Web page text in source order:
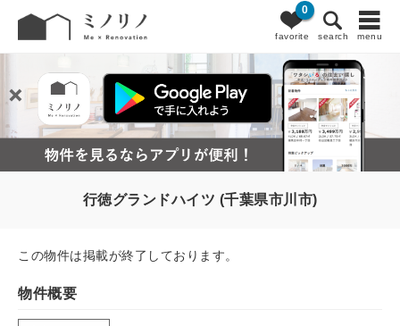
favorite
0
search menu
行徳グランドハイツ (千葉県市川市)
この物件は掲載が終了しております。
物件概要